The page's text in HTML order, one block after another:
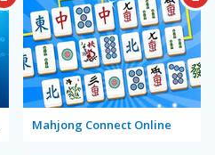
Mahjong Connect Online